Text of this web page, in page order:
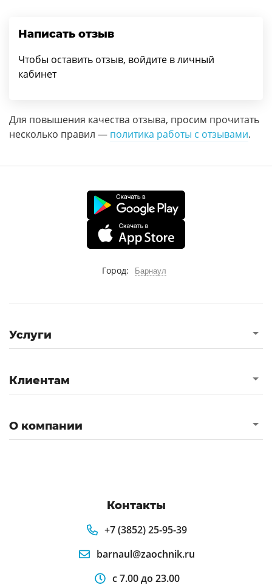
Написать отзыв
Чтобы оставить отзыв, войдите в личный
кабинет
Для повышения качества отзыва, просим прочитать
несколько правил — политика работы с отзывами.
Город: Барнаул
Услуги
Клиентам
О компании
Контакты
+7 (3852) 25-95-39
barnaul@zaochnik.ru
с 7.00 до 23.00